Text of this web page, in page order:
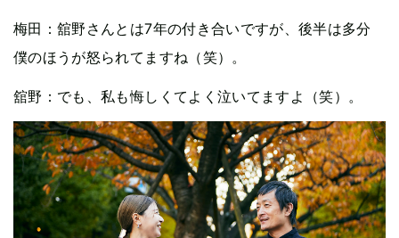
梅田：舘野さんとは7年の付き合いですが、後半は多分
僕のほうが怒られてますね（笑）。
舘野：でも、私も悔しくてよく泣いてますよ（笑）。